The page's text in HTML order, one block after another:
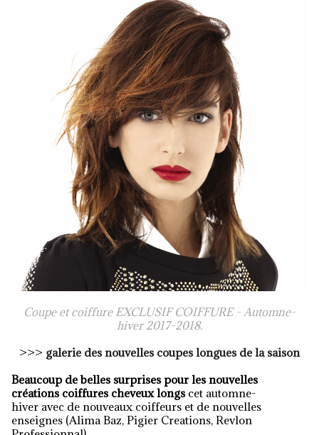
Coupe et coiffure EXCLUSIF COIFFURE- Automne-
hiver 2017-2018.
>>> galerie des nouvelles coupes longues de la saison
Beaucoup de belles surprises pour les nouvelles
créations coiffures cheveux longscet automne-
hiver avec de nouveaux coiffeurs et de nouvelles
enseignes (Alima Baz, Pigier Creations, Revlon